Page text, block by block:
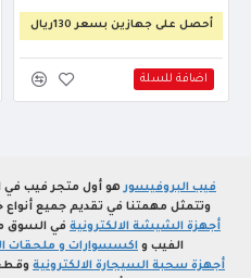
أحصل على جهازين بسعر 130ريال
اضافة للسلة
فيب البروفيسورهو أول متجر فيب في
وتتمثل مهمتنا في تقديم جميع
أجهزة الشيشة الالكترونية في السوق
الفيب و اكسسوارات و ملحقات
أجهزة سحبة السيجارة الالكترونية